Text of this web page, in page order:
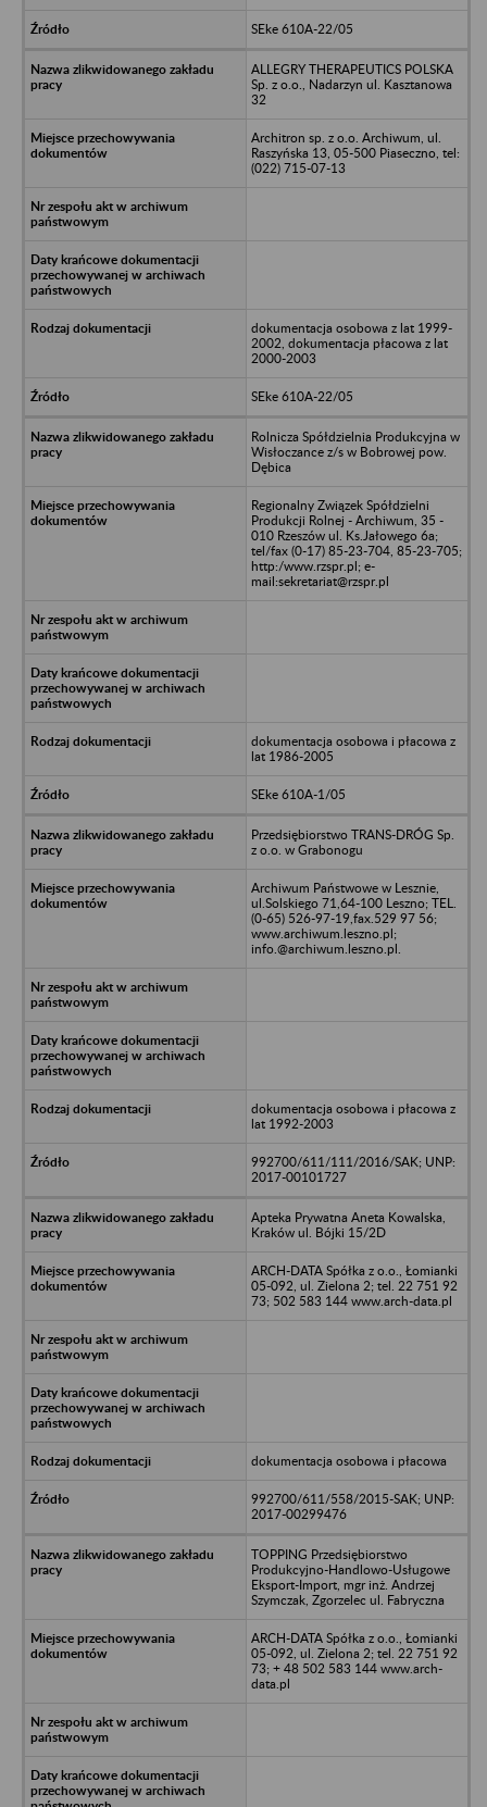
SEke 610A-22/05
ALLEGRY THERAPEUTICS POLSKA
Sp. z o.o., Nadarzyn ul. Kasztanowa
32
Architron sp. z o.o. Archiwum, ul.
Raszyńska 13, 05-500 Piaseczno, tel:
(022) 715-07-13
dokumentacja osobowa z lat 1999-
2002, dokumentacja płacowa z lat
2000-2003
SEke 610A-22/05
Rolnicza Spółdzielnia Produkcyjna w
Wisłoczance z/s w Bobrowej pow.
Dębica
Regionalny Związek Spółdzielni
Produkcji Rolnej - Archiwum, 35 -
010 Rzeszów ul. Ks.Jałowego 6a;
tel/fax (0-17) 85-23-704, 85-23-705;
http:/www.rzspr.pl; e-
mail:sekretariat@rzspr.pl
dokumentacja osobowa i płacowa z
lat 1986-2005
SEke 610A-1/05
Przedsiębiorstwo TRANS-DRÓG Sp.
z o.o. w Grabonogu
Archiwum Państwowe w Lesznie,
ul.Solskiego 71,64-100 Leszno; TEL.
(0-65) 526-97-19,fax.529 97 56;
www.archiwum.leszno.pl;
info.@archiwum.leszno.pl.
dokumentacja osobowa i płacowa z
lat 1992-2003
992700/611/111/2016/SAK; UNP:
2017-00101727
Apteka Prywatna Aneta Kowalska,
Kraków ul. Bójki 15/2D
ARCH-DATA Spółka z o.o., Łomianki
05-092, ul. Zielona 2; tel. 22 751 92
73; 502 583 144 www.arch-data.pl
dokumentacja osobowa i płacowa
992700/611/558/2015-SAK; UNP:
2017-00299476
TOPPING Przedsiębiorstwo
Produkcyjno-Handlowo-Usługowe
Eksport-Import, mgr inż. Andrzej
Szymczak, Zgorzelec ul. Fabryczna
ARCH-DATA Spółka z o.o., Łomianki
05-092, ul. Zielona 2; tel. 22 751 92
73; + 48 502 583 144 www.arch-
data.pl